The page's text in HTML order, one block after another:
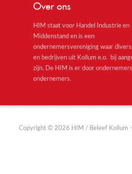
Over ons
HIM staat voor Handel Industrie en
Middenstand en is een
ondernemersvereniging waar
en bedrijven uit Kollum e.o. bij
zijn. De HIM is er door
ondernemers.
Copyright © 2026 HIM / Beleef Kollum -